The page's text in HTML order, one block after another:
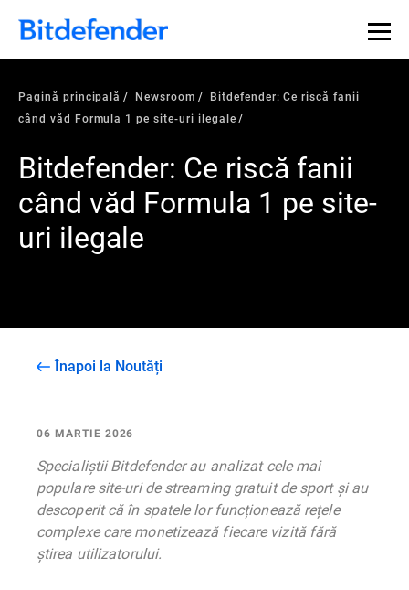
Pagină principală Newsroom
Bitdefender: Ce riscă fanii
când văd Formula 1 pe site-uri ilegale
Bitdefender: Ce riscă fanii
când văd Formula 1 pe site-
uri ilegale
Înapoi la Noutăți
06 MARTIE 2026
Specialiștii Bitdefender au analizat cele mai
populare site-uri de streaming gratuit de sport și au
descoperit că în spatele lor funcționează rețele
complexe care monetizează fiecare vizită fără
știrea utilizatorului.